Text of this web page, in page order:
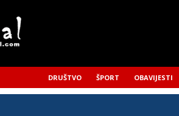
DRUŠTVO ŠPORT OBAVIJESTI